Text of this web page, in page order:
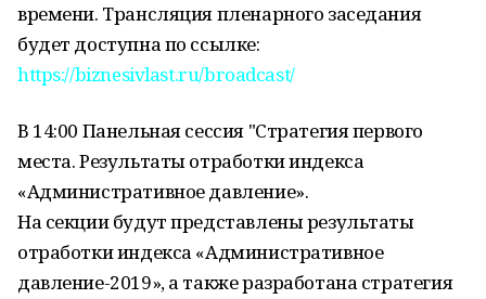
времени. Трансляция пленарного заседания
будет доступна по ссылке:
https://biznesivlast.ru/broadcast/
В 14:00 Панельная сессия "Стратегия первого
места. Результаты отработки индекса
«Административное давление».
На секции будут представлены результаты
отработки индекса «Административное
давление-2019», а также разработана стратегия